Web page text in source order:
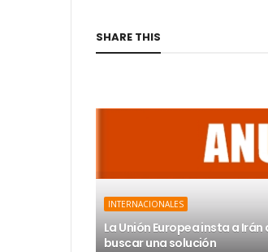
SHARE THIS
INTERNACIONALES
La Unión Europea insta a Irán
buscar una solución